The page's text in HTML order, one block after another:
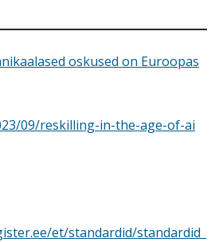
oskused on Euroopas
09/reskilling-in-the-age-of-ai
et/standardid/standardid_